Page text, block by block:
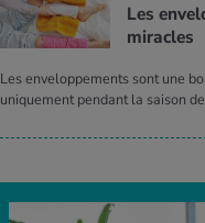
Les
miracles
Les enveloppements sont une
uniquement pendant la saison